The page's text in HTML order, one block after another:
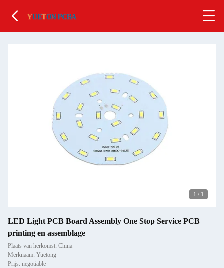
1 / 1
LED Light PCB Board Assembly One Stop Service PCB
printing en assemblage
Plaats van herkomst: China
Merknaam: Yuetong
Prijs: negotiable